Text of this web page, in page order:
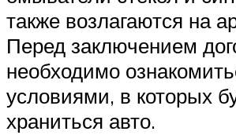
также возлагаются на
Перед заключением
необходимо
условиями, в которых
храниться авто.